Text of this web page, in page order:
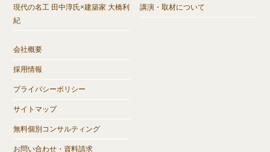
現代の名工 田中淳氏×建築家 大橋利
紀
講演・取材について
会社概要
採用情報
プライバシーポリシー
サイトマップ
無料個別コンサルティング
お問い合わせ・資料請求